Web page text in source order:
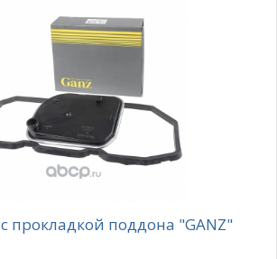
прокладкой поддона "GANZ"